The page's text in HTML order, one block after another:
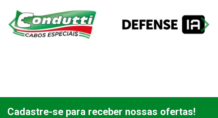
Cadastre-se para receber nossas ofertas!